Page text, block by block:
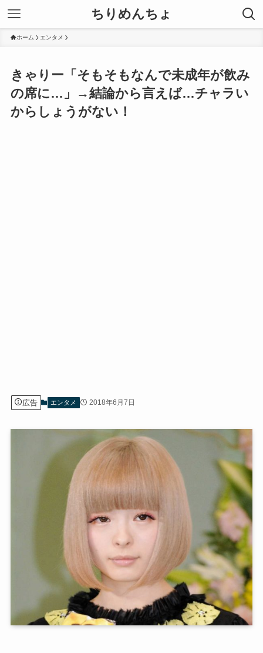
ちりめんちょ
ホーム エンタメ
きゃりー「そもそもなんで未成年が飲み
の席に…」→結論から言えば…チャラい
からしょうがない！
広告 エンタメ 2018年6月7日